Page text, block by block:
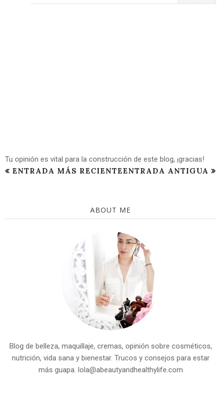
Tu opinión es vital para la construcción de este blog, ¡gracias!
ENTRADA MÁS RECIENTEENTRADA ANTIGUA
ABOUT ME
Blog de belleza, maquillaje, cremas, opinión sobre cosméticos,
nutrición, vida sana y bienestar. Trucos y consejos para estar
más guapa. lola@abeautyandhealthylife.com